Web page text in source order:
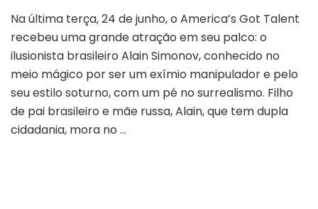
BRASILEIRO,
ALAIN
SIMONOV,
O
PALCO
DO
AGT
Na última terça, 24 de junho, o America’s Got Talent
recebeu uma grande atração em seu palco: o
ilusionista brasileiro Alain Simonov, conhecido no
meio mágico por ser um exímio manipulador e pelo
seu estilo soturno, com um pé no surrealismo. Filho
de pai brasileiro e mãe russa, Alain, que tem dupla
cidadania, mora no …